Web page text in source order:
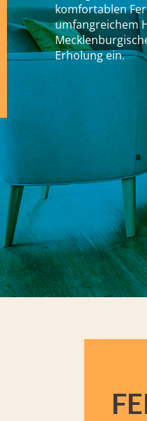
komfortablen
umfangreichem
Erholung ein.